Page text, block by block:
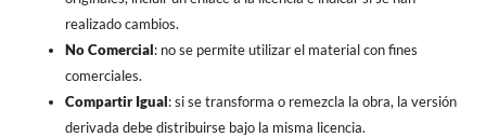
realizado cambios.
No Comercial: no se permite utilizar el material con fines
comerciales.
Compartir Igual: si se transforma o remezcla la obra, la versión
derivada debe distribuirse bajo la misma licencia.